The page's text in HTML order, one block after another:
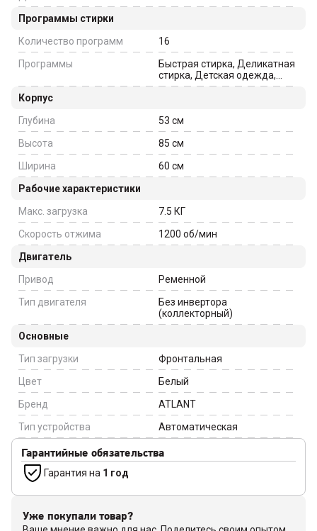
Программы стирки
Количество программ
16
Программы
Быстрая стирка, Деликатная
стирка, Детская одежда,
Хлопок, Микс, Шерсть,
Корпус
Глубина
53 см
Высота
85 см
Ширина
60 см
Рабочие характеристики
Макс. загрузка
7.5 КГ
Скорость отжима
1200 об/мин
Двигатель
Привод
Ременной
Тип двигателя
Без инвертора
(коллекторный)
Основные
Тип загрузки
Фронтальная
Цвет
Белый
Бренд
ATLANT
Тип устройства
Автоматическая
Гарантийные обязательства
Гарантия на 1 год
Уже покупали товар?